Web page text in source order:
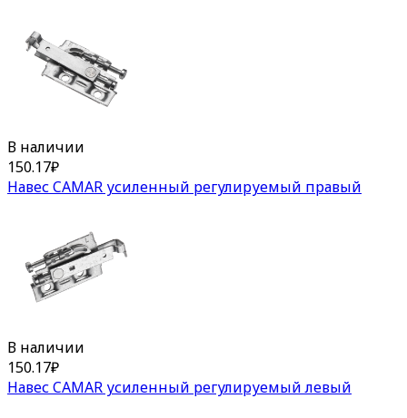
В наличии
150.17₽
Навес CAMAR усиленный регулируемый правый
В наличии
150.17₽
Навес CAMAR усиленный регулируемый левый